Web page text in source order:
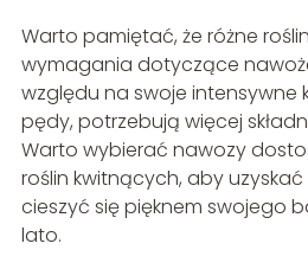
Warto pamiętać, że różne
wymagania dotyczące
względu na swoje intensywne
pędy, potrzebują więcej
Warto wybierać nawozy
roślin kwitnących, aby
cieszyć się pięknem swojego
lato.